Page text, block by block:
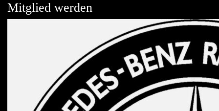
Mitglied werden